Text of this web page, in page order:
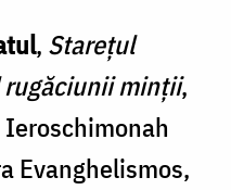
, Starețul
minții,
Evanghelismos,